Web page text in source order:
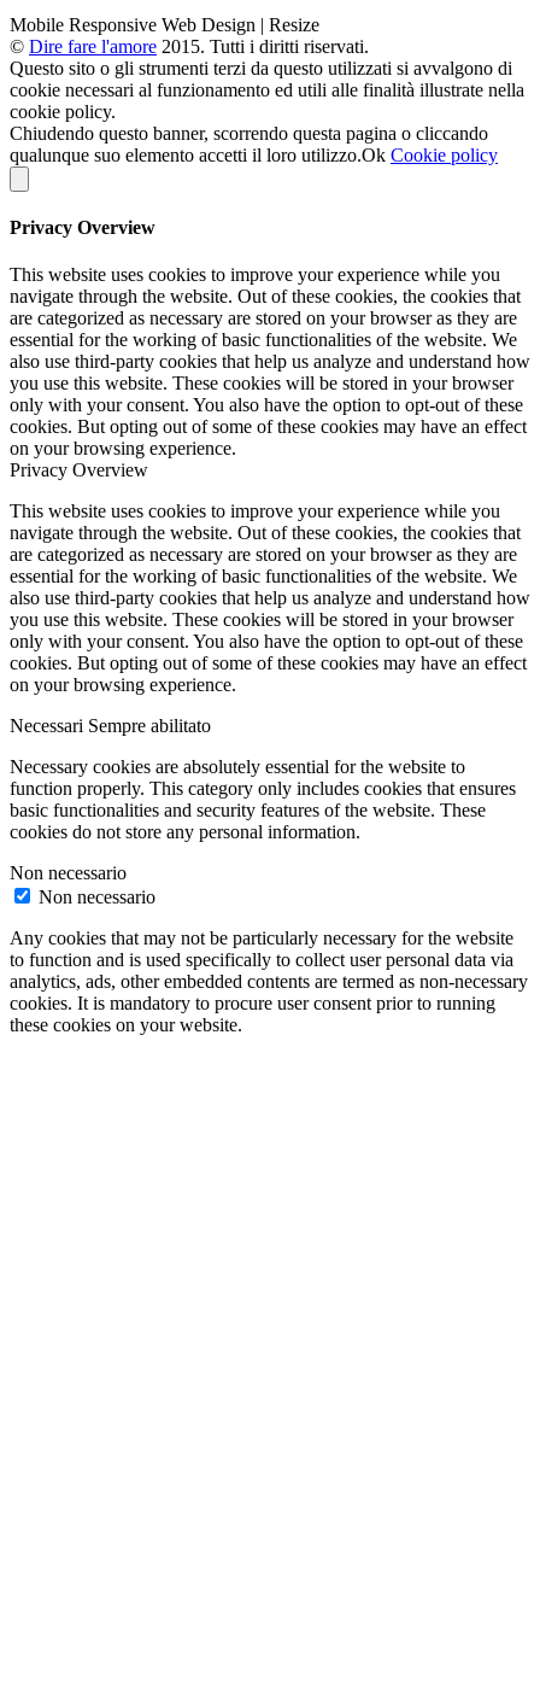
Mobile Responsive Web Design | Resize
© Dire fare l'amore 2015. Tutti i diritti riservati.
Questo sito o gli strumenti terzi da questo utilizzati si avvalgono di
cookie necessari al funzionamento ed utili alle finalità illustrate nella
cookie policy.
Chiudendo questo banner, scorrendo questa pagina o cliccando
qualunque suo elemento accetti il loro utilizzo.Ok Cookie policy
Privacy Overview
This website uses cookies to improve your experience while you
navigate through the website. Out of these cookies, the cookies that
are categorized as necessary are stored on your browser as they are
essential for the working of basic functionalities of the website. We
also use third-party cookies that help us analyze and understand how
you use this website. These cookies will be stored in your browser
only with your consent. You also have the option to opt-out of these
cookies. But opting out of some of these cookies may have an effect
on your browsing experience.
Privacy Overview
This website uses cookies to improve your experience while you
navigate through the website. Out of these cookies, the cookies that
are categorized as necessary are stored on your browser as they are
essential for the working of basic functionalities of the website. We
also use third-party cookies that help us analyze and understand how
you use this website. These cookies will be stored in your browser
only with your consent. You also have the option to opt-out of these
cookies. But opting out of some of these cookies may have an effect
on your browsing experience.
Necessari Sempre abilitato
Necessary cookies are absolutely essential for the website to
function properly. This category only includes cookies that ensures
basic functionalities and security features of the website. These
cookies do not store any personal information.
Non necessario
Non necessario
Any cookies that may not be particularly necessary for the website
to function and is used specifically to collect user personal data via
analytics, ads, other embedded contents are termed as non-necessary
cookies. It is mandatory to procure user consent prior to running
these cookies on your website.